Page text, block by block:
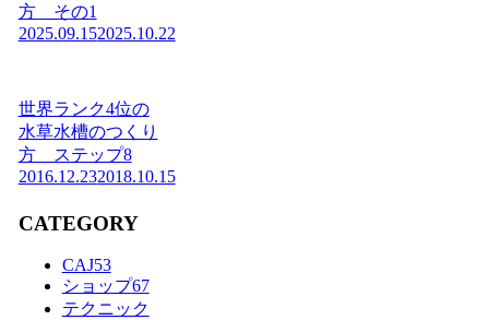
方 その1
2025.09.152025.10.22
世界ランク4位の
水草水槽のつくり
方 ステップ8
2016.12.232018.10.15
CATEGORY
CAJ53
ショップ67
テクニック